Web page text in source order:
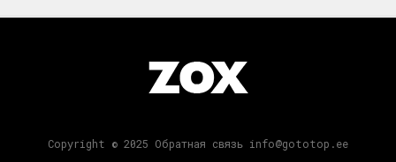
Copyright © 2025 Обратная связь info@gototop.ee